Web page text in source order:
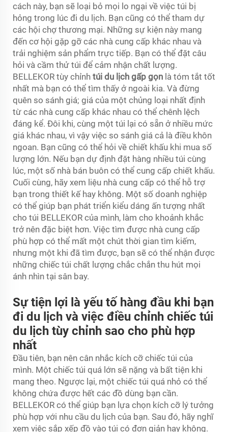
cách này, bạn sẽ loại bỏ mọi lo ngại về việc túi bị
hỏng trong lúc đi du lịch. Bạn cũng có thể tham dự
các hội chợ thương mại. Những sự kiện này mang
đến cơ hội gặp gỡ các nhà cung cấp khác nhau và
trải nghiệm sản phẩm trực tiếp. Bạn có thể đặt câu
hỏi và cầm thử túi để cảm nhận chất lượng.
BELLEKOR tùy chỉnh túi du lịch gấp gọn là tóm tắt tốt
nhất mà bạn có thể tìm thấy ở ngoài kia. Và đừng
quên so sánh giá; giá của một chủng loại nhất định
từ các nhà cung cấp khác nhau có thể chênh lệch
đáng kể. Đôi khi, cùng một túi lại có sẵn ở nhiều mức
giá khác nhau, vì vậy việc so sánh giá cả là điều khôn
ngoan. Bạn cũng có thể hỏi về chiết khấu khi mua số
lượng lớn. Nếu bạn dự định đặt hàng nhiều túi cùng
lúc, một số nhà bán buôn có thể cung cấp chiết khấu.
Cuối cùng, hãy xem liệu nhà cung cấp có thể hỗ trợ
bạn trong thiết kế hay không. Một số doanh nghiệp
có thể giúp bạn phát triển kiểu dáng ấn tượng nhất
cho túi BELLEKOR của mình, làm cho khoảnh khắc
trở nên đặc biệt hơn. Việc tìm được nhà cung cấp
phù hợp có thể mất một chút thời gian tìm kiếm,
nhưng một khi đã tìm được, bạn sẽ có thể nhận được
những chiếc túi chất lượng chắc chắn thu hút mọi
ánh nhìn tại sân bay.
Sự tiện lợi là yếu tố hàng đầu khi bạn
đi du lịch và việc điều chỉnh chiếc túi
du lịch tùy chỉnh sao cho phù hợp
nhất
Đầu tiên, bạn nên cân nhắc kích cỡ chiếc túi của
mình. Một chiếc túi quá lớn sẽ nặng và bất tiện khi
mang theo. Ngược lại, một chiếc túi quá nhỏ có thể
không chứa được hết các đồ dùng bạn cần.
BELLEKOR có thể giúp bạn lựa chọn kích cỡ lý tưởng
phù hợp với nhu cầu du lịch của bạn. Sau đó, hãy nghĩ
xem việc sắp xếp đồ vào túi có đơn giản hay không.